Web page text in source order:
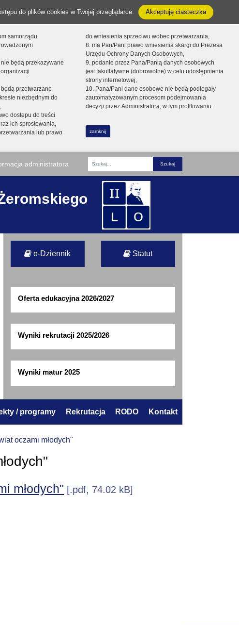
do plików cookies w Twojej przeglądarce. Akceptuję ciasteczka
samorządu
będą przekazywane
przetwarzane
niezbędnym do
dostępu do treści
ich sprostowania,
lub prawo
do wniesienia sprzeciwu wobec przetwarzania,
8. ma Pan/Pani prawo wniesienia skargi do Prezesa
Urzędu Ochrony Danych Osobowych,
9. podanie przez Pana/Panią danych osobowych
jest fakultatywne (dobrowolne) w celu udostępnienia
strony internetowej,
10. Pana/Pani dane osobowe nie będą podlegały
zautomatyzowanym procesom podejmowania
decyzji przez Administratora, w tym profilowaniu.
zamknij
administratora
Fraza
e-Dziennik Statut
Oferta edukacyjna 2026/2027
Wyniki rekrutacji 2025/2026
Wyniki matur 2025
/ programy Rekrutacja RODO Kontakt
oczami młodych"
młodych" [.pdf, 74.02 kB]